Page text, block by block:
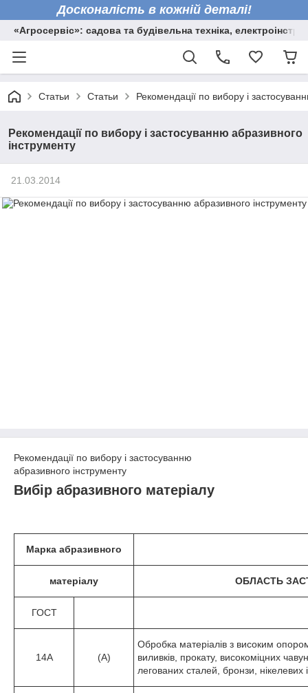
Досконалість в кожній деталі!
«Агросервіс»: садова та будівельна техніка,
Статьи Статьи Рекомендації по вибору і
Рекомендації по вибору і застосуванню абразивного
інструменту
21.03.2014
Рекомендації по вибору і застосуванню
абразивного інструменту
Вибір абразивного матеріалу
Марка абразивного
матеріалу ОБЛАСТЬ
ГОСТ
14А (A)
Обробка матеріалів з високим
виливків, прокату, високоміцних
легованих сталей, бронзи, нікелевих